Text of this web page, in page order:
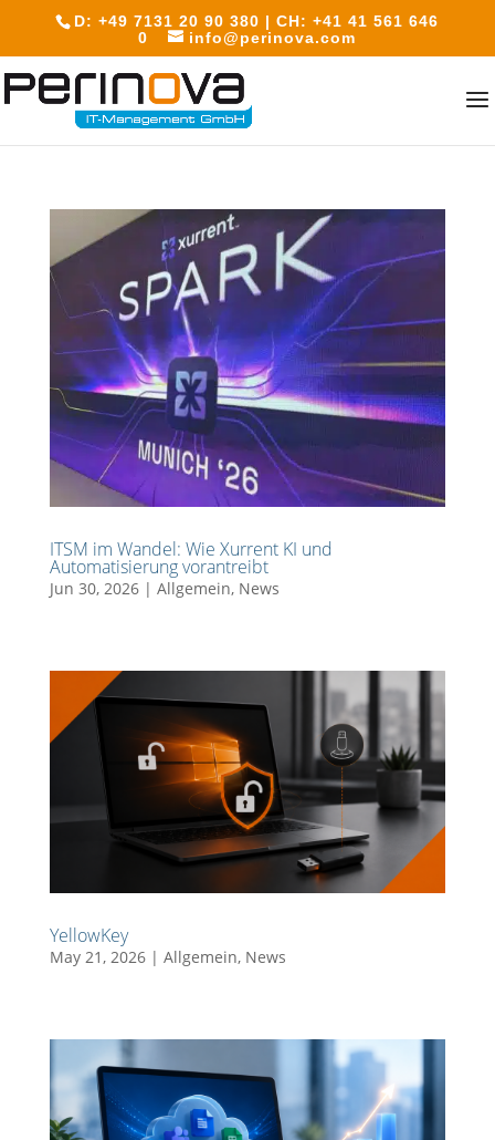
D: +49 7131 20 90 380 | CH: +41 41 561 646
0
info@perinova.com
ITSM im Wandel: Wie Xurrent KI und
Automatisierung vorantreibt
Jun 30, 2026| Allgemein, News
YellowKey
May 21, 2026| Allgemein, News